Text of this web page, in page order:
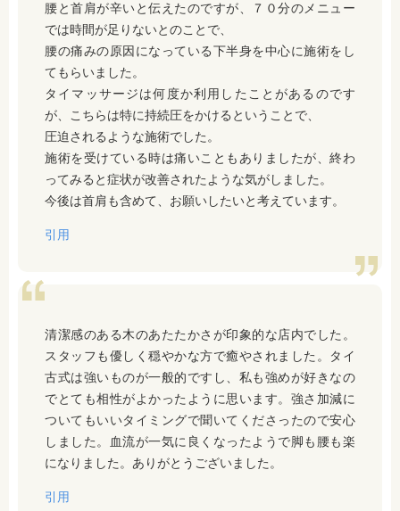
腰と首肩が辛いと伝えたのですが、７０分のメニュー
では時間が足りないとのことで、
腰の痛みの原因になっている下半身を中心に施術をし
てもらいました。
タイマッサージは何度か利用したことがあるのです
が、こちらは特に持続圧をかけるということで、
圧迫されるような施術でした。
施術を受けている時は痛いこともありましたが、終わ
ってみると症状が改善されたような気がしました。
今後は首肩も含めて、お願いしたいと考えています。
引用
清潔感のある木のあたたかさが印象的な店内でした。
スタッフも優しく穏やかな方で癒やされました。タイ
古式は強いものが一般的ですし、私も強めが好きなの
でとても相性がよかったように思います。強さ加減に
ついてもいいタイミングで聞いてくださったので安心
しました。血流が一気に良くなったようで脚も腰も楽
になりました。ありがとうございました。
引用